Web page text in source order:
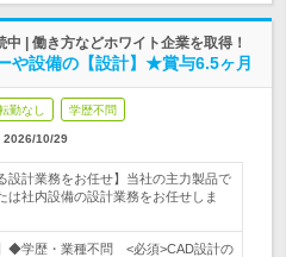
| 働き方などホワイト企業を取得！
や設備の【設計】★賞与6.5ヶ月
勤なし 学歴不問
2026/10/29
設計業務をお任せ】当社の主力製品で
は社内設備の設計業務をお任せしま
◆学歴・業種不問 <必須>CAD設計の